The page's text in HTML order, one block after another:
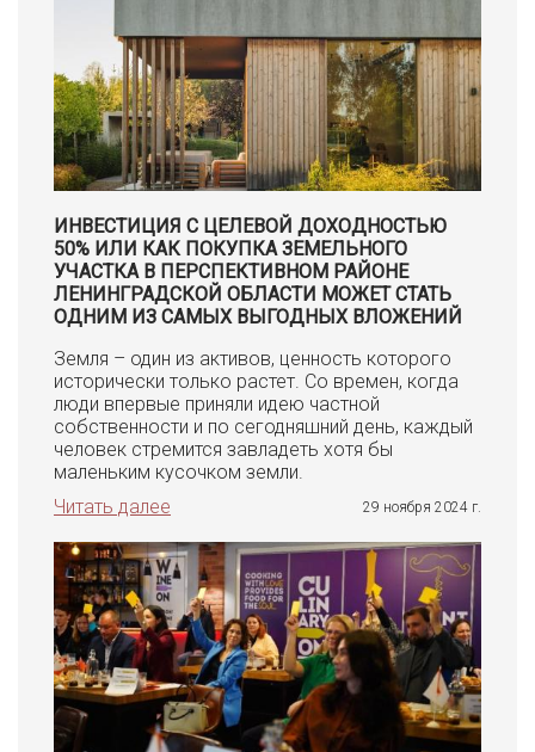
ИНВЕСТИЦИЯ С ЦЕЛЕВОЙ ДОХОДНОСТЬЮ
50% ИЛИ КАК ПОКУПКА ЗЕМЕЛЬНОГО
УЧАСТКА В ПЕРСПЕКТИВНОМ РАЙОНЕ
ЛЕНИНГРАДСКОЙ ОБЛАСТИ МОЖЕТ СТАТЬ
ОДНИМ ИЗ САМЫХ ВЫГОДНЫХ ВЛОЖЕНИЙ
Земля – один из активов, ценность которого
исторически только растет. Со времен, когда
люди впервые приняли идею частной
собственности и по сегодняшний день, каждый
человек стремится завладеть хотя бы
маленьким кусочком земли.
Читать далее
29 ноября 2024 г.